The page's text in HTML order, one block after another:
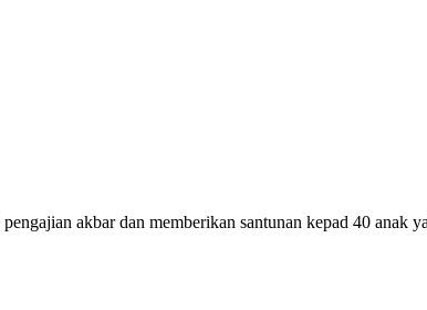
akbar dan memberikan santunan kepad 40 anak